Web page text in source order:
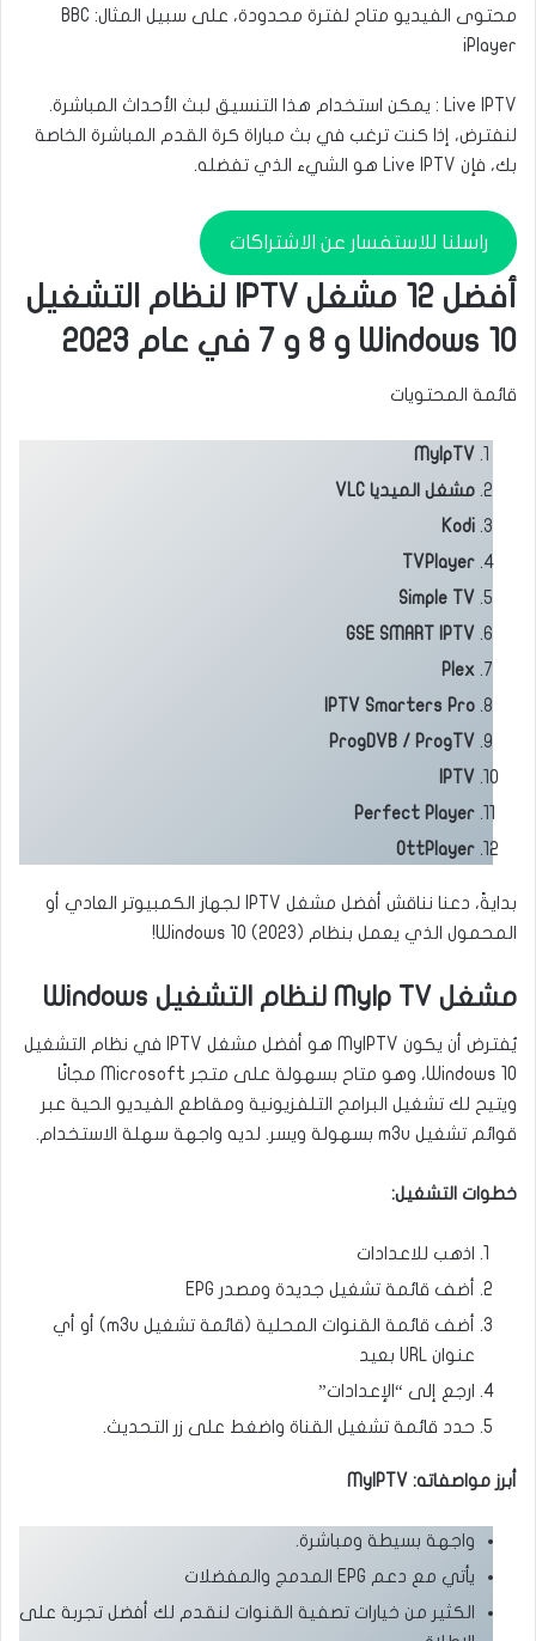
محتوى الفيديو متاح لفترة محدودة، على سبيل المثال: BBC
iPlayer
Live IPTV : يمكن استخدام هذا التنسيق لبث الأحداث المباشرة.
لنفترض، إذا كنت ترغب في بث مباراة كرة القدم المباشرة الخاصة
بك، فإن Live IPTV هو الشيء الذي تفضله.
راسلنا للاستفسار عن الاشتراكات
أفضل 12 مشغل IPTV لنظام التشغيل
Windows 10 و 8 و 7 في عام 2023
قائمة المحتويات
MyIpTV
مشغل الميديا ​​VLC
Kodi
TVPlayer
Simple TV
GSE SMART IPTV
Plex
IPTV Smarters Pro
ProgDVB / ProgTV
IPTV
Perfect Player
OttPlayer
بدايةً، دعنا نناقش أفضل مشغل IPTV لجهاز الكمبيوتر العادي أو
المحمول الذي يعمل بنظام Windows 10 (2023)!
مشغل Mylp TV لنظام التشغيل Windows
يُفترض أن يكون MyIPTV هو أفضل مشغل IPTV في نظام التشغيل
Windows 10، وهو متاح بسهولة على متجر Microsoft مجانًا
ويتيح لك تشغيل البرامج التلفزيونية ومقاطع الفيديو الحية عبر
قوائم تشغيل m3u بسهولة ويسر. لديه واجهة سهلة الاستخدام.
خطوات التشغيل:
اذهب للاعدادات
أضف قائمة تشغيل جديدة ومصدر EPG
أضف قائمة القنوات المحلية (قائمة تشغيل m3u) أو أي
عنوان URL بعيد
ارجع إلى “الإعدادات”
حدد قائمة تشغيل القناة واضغط على زر التحديث.
أبرز مواصفاته: MyIPTV
واجهة بسيطة ومباشرة.
يأتي مع دعم EPG المدمج والمفضلات
الكثير من خيارات تصفية القنوات لنقدم لك أفضل تجربة على